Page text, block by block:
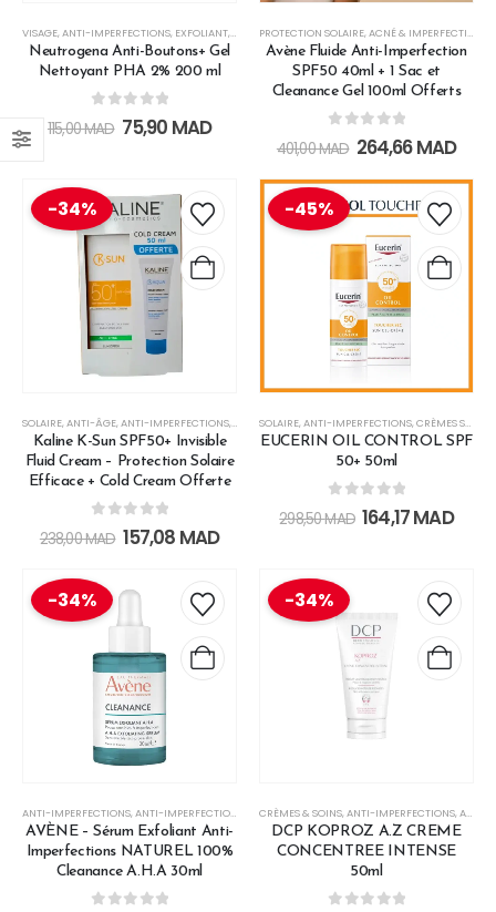
VISAGE, ANTI-IMPERFECTIONS, EXFOLIANT,
NETTOYANTS & DÉMAQUILLANTS
Neutrogena Anti-Boutons+ Gel
Nettoyant PHA 2% 200 ml
out of 5
115,00MAD 75,90 MAD
PROTECTION SOLAIRE, ACNÉ & IMPERFECTIONS
Avène Fluide Anti-Imperfection
SPF50 40ml + 1 Sac et
Cleanance Gel 100ml Offerts
out of 5
401,00MAD 264,66MAD
-34%
SOLAIRE,ANTI-ÂGE,ANTI-IMPERFECTIONS,APRÈS-SOLEIL,CRÈMES SOLAIRES,HAUTE PROTECTION
Kaline K-Sun SPF50+ Invisible
Fluid Cream – Protection Solaire
Efficace + Cold Cream Offerte
out of 5
238,00MAD 157,08 MAD
-45%
SOLAIRE,ANTI-IMPERFECTIONS,CRÈMES SOLAIRES
EUCERIN OIL CONTROL SPF
50+ 50ml
out of 5
298,50MAD 164,17MAD
-34%
ANTI-IMPERFECTIONS,ANTI-IMPERFECTIONS AVENE +200 DHS,OFFRE REMISE 45%,VISAGE
AVÈNE – Sérum Exfoliant Anti-
Imperfections NATUREL 100%
Cleanance A.H.A 30ml
-34%
CRÈMES & SOINS,ANTI-IMPERFECTIONS,ANTI-ROUGEURS
DCP KOPROZ A.Z CREME
CONCENTREE INTENSE
50ml